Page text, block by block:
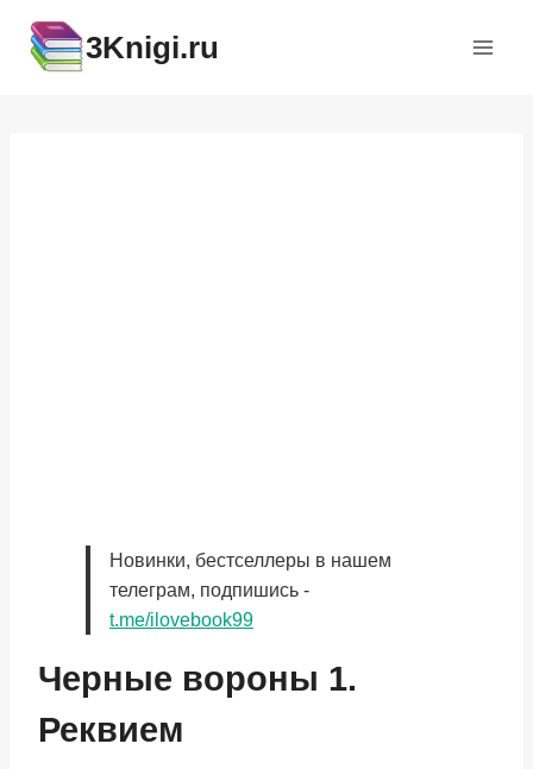
содержимому
3Knigi.ru
Новинки, бестселлеры в нашем
телеграм, подпишись -
t.me/ilovebook99
Черные вороны 1.
Реквием